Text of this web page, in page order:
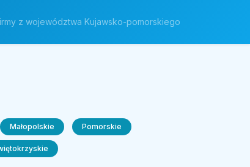
z województwa Kujawsko-pomorskiego
Małopolskie Pomorskie